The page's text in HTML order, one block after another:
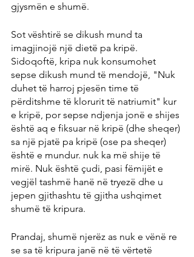
gjysmën e shumë.
Sot vështirë se dikush mund ta
imagjinojë një dietë pa kripë.
Sidoqoftë, kripa nuk konsumohet
sepse dikush mund të mendojë, "Nuk
duhet të harroj pjesën time të
përditshme të klorurit të natriumit" kur
e kripë, por sepse ndjenja jonë e shijes
është aq e fiksuar në kripë (dhe sheqer)
sa një pjatë pa kripë (ose pa sheqer)
është e mundur. nuk ka më shije të
mirë. Nuk është çudi, pasi fëmijët e
vegjël tashmë hanë në tryezë dhe u
jepen gjithashtu të gjitha ushqimet
shumë të kripura.
Prandaj, shumë njerëz as nuk e vënë re
se sa të kripura janë në të vërtetë